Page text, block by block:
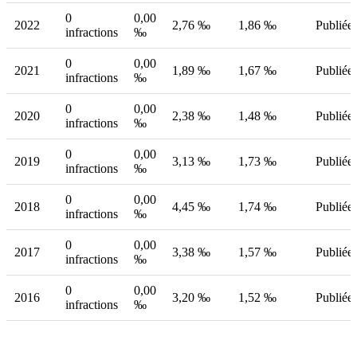
2022
0
infractions
0,00
‰
2,76 ‰ 1,86 ‰ Publiée
2021
0
infractions
0,00
‰
1,89 ‰ 1,67 ‰ Publiée
2020
0
infractions
0,00
‰
2,38 ‰ 1,48 ‰ Publiée
2019
0
infractions
0,00
‰
3,13 ‰ 1,73 ‰ Publiée
2018
0
infractions
0,00
‰
4,45 ‰ 1,74 ‰ Publiée
2017
0
infractions
0,00
‰
3,38 ‰ 1,57 ‰ Publiée
2016
0
infractions
0,00
‰
3,20 ‰ 1,52 ‰ Publiée